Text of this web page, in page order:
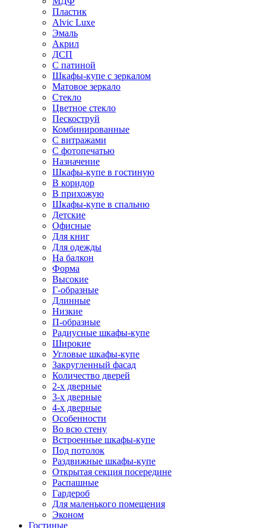
Пластик
Alvic Luxe
Эмаль
Акрил
ДСП
С патиной
Шкафы-купе с зеркалом
Матовое зеркало
Стекло
Цветное стекло
Пескоструй
Комбинированные
С витражами
С фотопечатью
Назначение
Шкафы-купе в гостиную
В коридор
В прихожую
Шкафы-купе в спальню
Детские
Офисные
Для книг
Для одежды
На балкон
Форма
Высокие
Г-образные
Длинные
Низкие
П-образные
Радиусные шкафы-купе
Широкие
Угловые шкафы-купе
Закругленный фасад
Количество дверей
2-х дверные
3-х дверные
4-х дверные
Особенности
Во всю стену
Встроенные шкафы-купе
Под потолок
Раздвижные шкафы-купе
Открытая секция посередине
Распашные
Гардероб
Для маленького помещения
Эконом
Гостиные